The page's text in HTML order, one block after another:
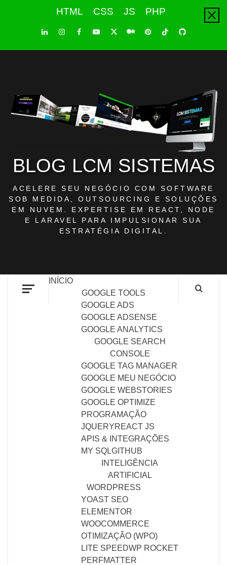
HTML CSS JS PHP
LinkedInInstagramFacebookYoutube
X PinterestTiktokGithub
BLOG LCM SISTEMAS
ACELERE SEU NEGÓCIO COM SOFTWARE
SOB MEDIDA, OUTSOURCING E SOLUÇÕES
EM NUVEM. EXPERTISE EM REACT, NODE
E LARAVEL PARA IMPULSIONAR SUA
ESTRATÉGIA DIGITAL.
INÍCIO
GOOGLE TOOLS
GOOGLE ADS
GOOGLE ADSENSE
GOOGLE ANALYTICS
GOOGLE SEARCH
CONSOLE
GOOGLE TAG MANAGER
GOOGLE MEU NEGÓCIO
GOOGLE WEBSTORIES
GOOGLE OPTIMIZE
PROGRAMAÇÃO
JQUERYREACT JS
APIS & INTEGRAÇÕES
MY SQLGITHUB
INTELIGÊNCIA
ARTIFICIAL
WORDPRESS
YOAST SEO
ELEMENTOR
WOOCOMMERCE
OTIMIZAÇÃO (WPO)
LITE SPEEDWP ROCKET
PERFMATTER